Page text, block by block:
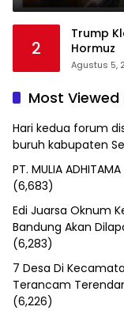
2
Trump
Hormuz
Agustus 5,
Most Viewed
Hari kedua forum
buruh kabupaten
PT. MULIA ADHITAMA
(6,683)
Edi Juarsa Oknum
Bandung Akan
(6,283)
7 Desa Di
Terancam
(6,226)